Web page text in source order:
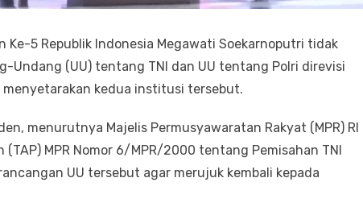
Ke-5 Republik Indonesia Megawati Soekarnoputri tidak
Undang (UU) tentang TNI dan UU tentang Polri direvisi
kedua institusi tersebut.
menurutnya Majelis Permusyawaratan Rakyat (MPR) RI
MPR Nomor 6/MPR/2000 tentang Pemisahan TNI
UU tersebut agar merujuk kembali kepada